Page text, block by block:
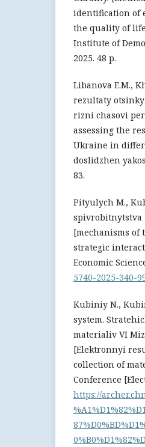
identification of
the quality of
Institute of
2025. 48 p.
Libanova E.M.,
rezultaty
rizni chasovi
assessing the
Ukraine in
doslidzhen
83.
Pityulych M.,
spivrobitnytstva
[mechanisms of
strategic
Economic
5740-2025-340-
Kubiniy N.,
system.
materialiv VI
[Elektronnyi
collection of
Conference
https://